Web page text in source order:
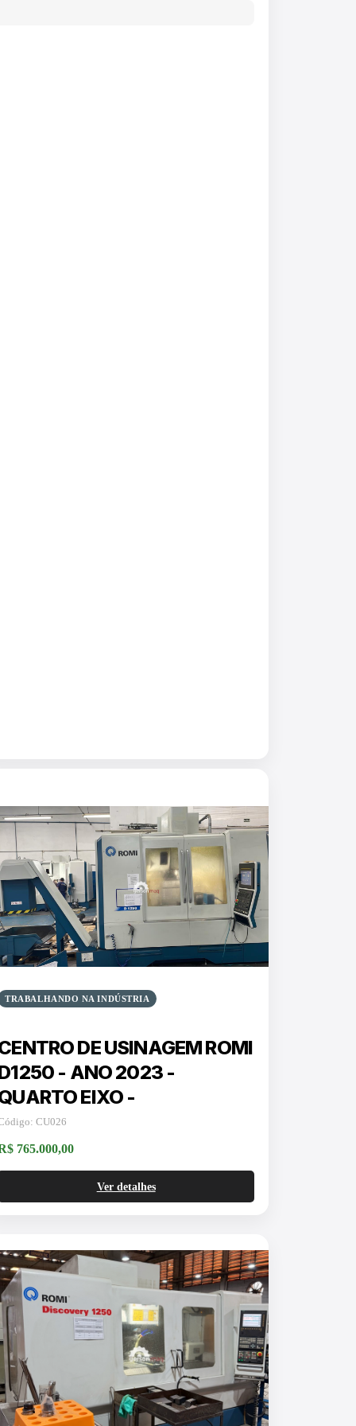
TRABALHANDO NA INDÚSTRIA
DE USINAGEM ROMI
- ANO 2023 -
EIXO -
INTERNA
CU026
765.000,00
Ver detalhes